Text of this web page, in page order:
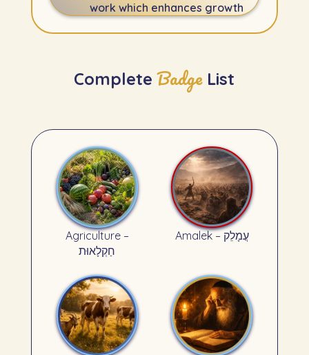
work which enhances growth
Complete BadgeList
Agriculture –
חַקְלָאוּת
Amalek – עֲמָלֵק